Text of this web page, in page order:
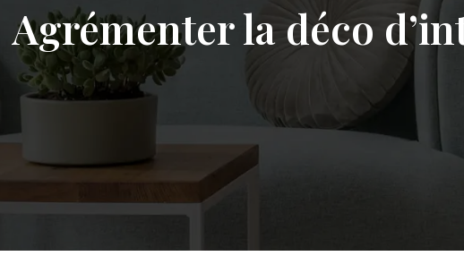
Agrémenter la déco